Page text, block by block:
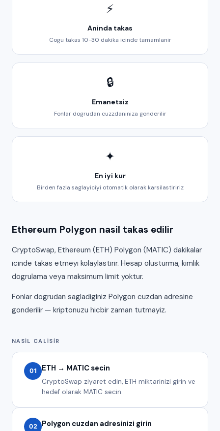
⚡
Aninda takas
Cogu takas 10-30 dakika icinde tamamlanir
🔒
Emanetsiz
Fonlar dogrudan cuzzdaniniza gonderilir
✦
En iyi kur
Birden fazla saglayiciyi otomatik olarak karsilastiririz
Ethereum Polygon nasil takas edilir
CryptoSwap, Ethereum (ETH) Polygon (MATIC) dakikalar
icinde takas etmeyi kolaylastirir. Hesap olusturma, kimlik
dogrulama veya maksimum limit yoktur.
Fonlar dogrudan sagladiginiz Polygon cuzdan adresine
gonderilir — kriptonuzu hicbir zaman tutmayiz.
NASIL CALISIR
01 ETH → MATIC secin
CryptoSwap ziyaret edin, ETH miktarinizi girin ve
hedef olarak MATIC secin.
02 Polygon cuzdan adresinizi girin